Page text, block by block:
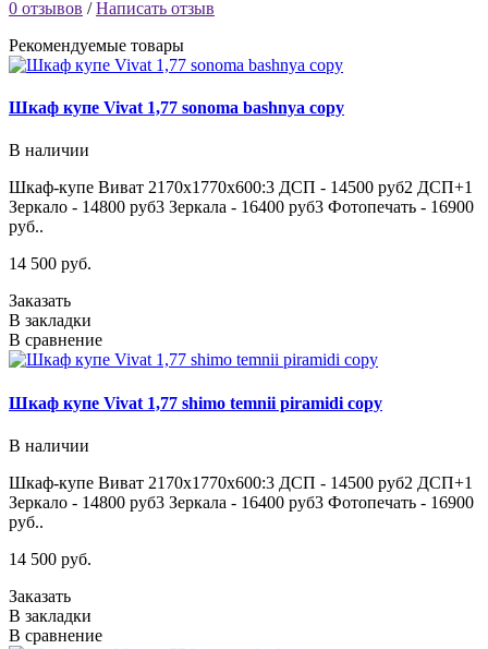
0 отзывов /Написать отзыв
Рекомендуемые товары
Шкаф купе Vivat 1,77 sonoma bashnya copy
В наличии
Шкаф-купе Виват 2170х1770х600:3 ДСП - 14500 руб2 ДСП+1
Зеркало - 14800 руб3 Зеркала - 16400 руб3 Фотопечать - 16900
руб..
14 500 руб.
Заказать
В закладки
В сравнение
Шкаф купе Vivat 1,77 shimo temnii piramidi copy
В наличии
Шкаф-купе Виват 2170х1770х600:3 ДСП - 14500 руб2 ДСП+1
Зеркало - 14800 руб3 Зеркала - 16400 руб3 Фотопечать - 16900
руб..
14 500 руб.
Заказать
В закладки
В сравнение